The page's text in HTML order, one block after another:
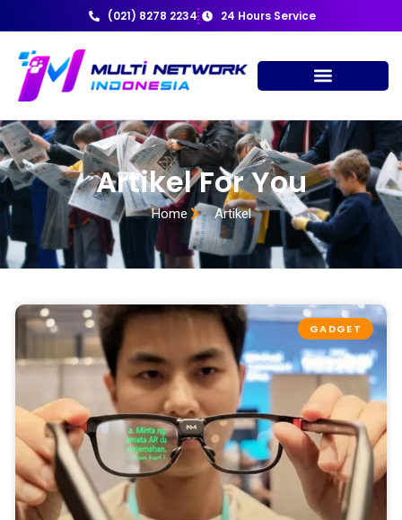
(021) 8278 2234 24 Hours Service
Artikel For You
Home Artikel
GADGET